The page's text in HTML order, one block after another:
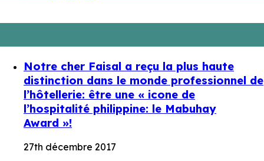
Notre cher Faisal a reçu la plus haute
distinction dans le monde professionnel de
l’hôtellerie: être une « icone de
l’hospitalité philippine: le Mabuhay
Award »!
27th décembre 2017